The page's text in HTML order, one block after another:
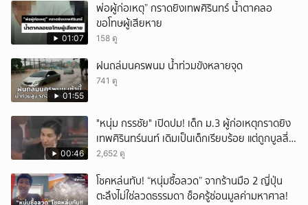
01:07
พ่อผู้ก่อเหตุ” กราดยิงเทพศิรินทร์ น้ำตาคลอ
ขอโทษผู้เสียหาย
158 ดู
01:55
ฝนถล่มนครพนม น้ำท่วมขังหลายจุด
741 ดู
00:46
"หนุ่ม กรรชัย" เปิดปม! เด็ก ม.3 ผู้ก่อเหตุกราดยิง
เทพศิรินทร์นนท์ เดิมเป็นเด็กเรียบร้อย แต่ถูกบูลลี่
หนัก คาดแรงกดดันสะสมกลายเป็นแรงแค้น จนก่อ
2,652 ดู
โชคหล่นทับ! “หนุ่มซื้อลวด” จากร้านมือ 2 ญี่ปุ่น
ตะลึงไม่ใช่ลวดธรรมดา ช็อครู้ซ่อนมูลค่ามหาศาล!